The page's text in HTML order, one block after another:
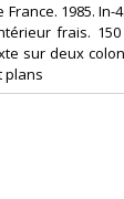
1985.
frais.
sur deux
plans‎